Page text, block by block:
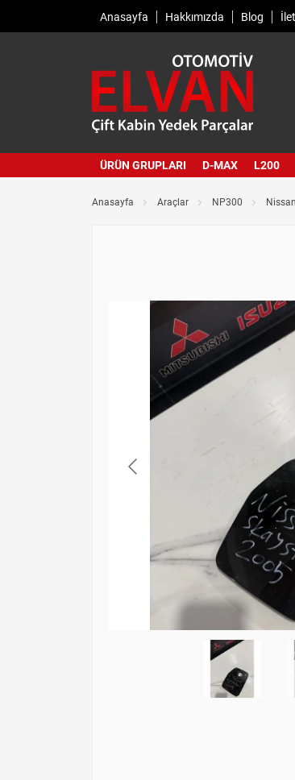
Anasayfa Hakkımızda Blog
ÜRÜN GRUPLARI D-MAX L200
Anasayfa Araçlar NP300